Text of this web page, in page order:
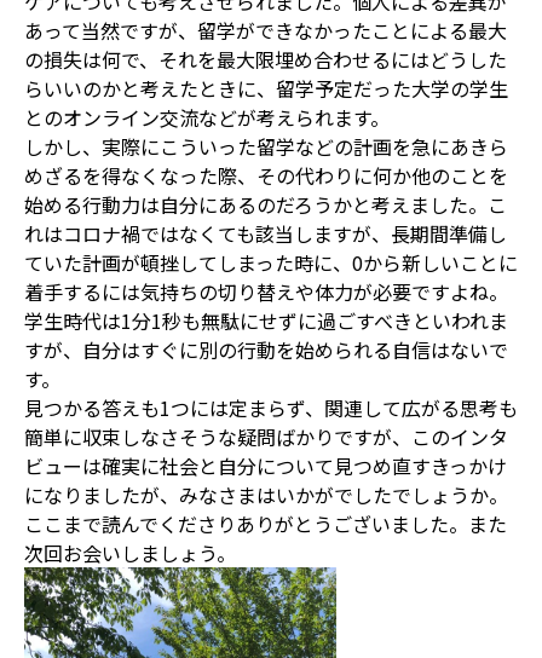
あって当然ですが、留学ができなかったことによる最大
の損失は何で、それを最大限埋め合わせるにはどうした
らいいのかと考えたときに、留学予定だった大学の学生
とのオンライン交流などが考えられます。
しかし、実際にこういった留学などの計画を急にあきら
めざるを得なくなった際、その代わりに何か他のことを
始める行動力は自分にあるのだろうかと考えました。こ
れはコロナ禍ではなくても該当しますが、長期間準備し
ていた計画が頓挫してしまった時に、0から新しいことに
着手するには気持ちの切り替えや体力が必要ですよね。
学生時代は1分1秒も無駄にせずに過ごすべきといわれま
すが、自分はすぐに別の行動を始められる自信はないで
す。
見つかる答えも1つには定まらず、関連して広がる思考も
簡単に収束しなさそうな疑問ばかりですが、このインタ
ビューは確実に社会と自分について見つめ直すきっかけ
になりましたが、みなさまはいかがでしたでしょうか。
ここまで読んでくださりありがとうございました。また
次回お会いしましょう。